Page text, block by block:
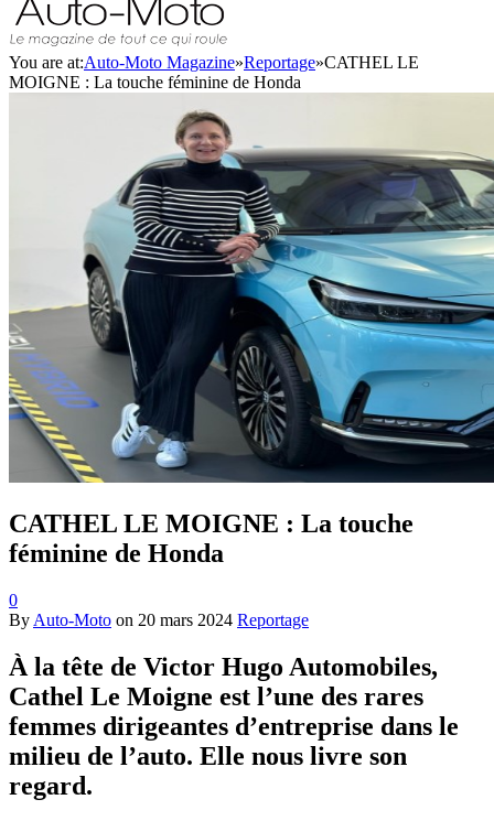
You are at:Auto-Moto Magazine»Reportage»CATHEL LE
MOIGNE : La touche féminine de Honda
CATHEL LE MOIGNE : La touche
féminine de Honda
0
By Auto-Moto on 20 mars 2024 Reportage
À la tête de Victor Hugo Automobiles,
Cathel Le Moigne est l’une des rares
femmes dirigeantes d’entreprise dans le
milieu de l’auto. Elle nous livre son
regard.